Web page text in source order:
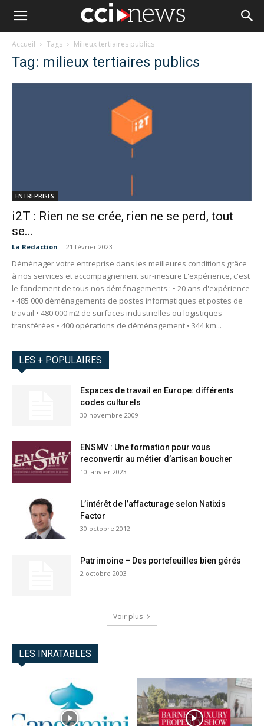
Accueil Tags Milieux tertiaires publics
Tag: milieux tertiaires publics
ENTREPRISES
i2T : Rien ne se crée, rien ne se perd, tout
se...
La Redaction - 21 février 2023
Déménager votre entreprise dans les meilleures conditions grâce
à nos services et accompagnement sur-mesure L'expérience, c'est
le fondement de tous nos déménagements : • 20 ans d'expérience
• 485 000 déménagements de postes informatiques et postes de
travail • 480 000 m2 de surfaces industrielles ou logistiques
transférées • 400 opérations de déménagement • 344 km...
LES + POPULAIRES
Espaces de travail en Europe: différents
codes culturels
30 novembre 2009
ENSMV : Une formation pour vous
reconvertir au métier d’artisan boucher
10 janvier 2023
L’intérêt de l’affacturage selon Natixis
Factor
30 octobre 2012
Patrimoine – Des portefeuilles bien gérés
2 octobre 2003
Voir plus
LES INRATABLES